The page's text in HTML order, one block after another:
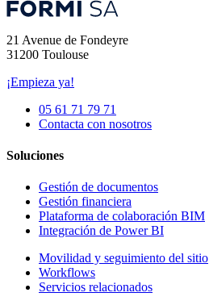
21 Avenue de Fondeyre
31200 Toulouse
¡Empieza ya!
05 61 71 79 71
Contacta con nosotros
Soluciones
Gestión de documentos
Gestión financiera
Plataforma de colaboración BIM
Integración de Power BI
Movilidad y seguimiento del sitio
Workflows
Servicios relacionados